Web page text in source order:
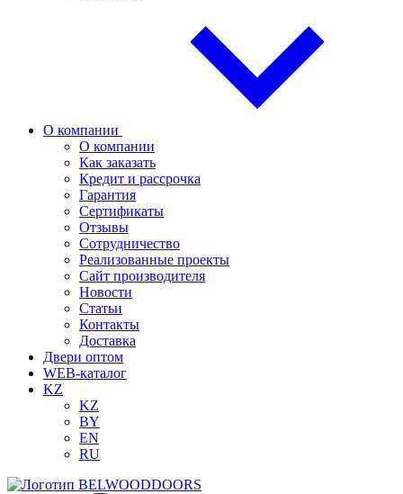
О компании
О компании
Как заказать
Кредит и рассрочка
Гарантия
Сертификаты
Отзывы
Сотрудничество
Реализованные проекты
Сайт производителя
Новости
Статьи
Контакты
Доставка
Двери оптом
WEB-каталог
KZ
KZ
BY
EN
RU